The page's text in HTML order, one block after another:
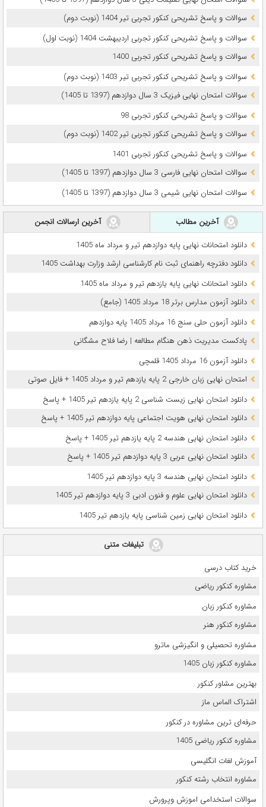
سوالات و پاسخ تشریحی کنکور تجربی تیر 1404 (نوبت دوم)
سوالات و پاسخ تشریحی کنکور تجربی اردیبهشت 1404 (نوبت اول)
سوالات و پاسخ تشریحی کنکور تجربی 1400
سوالات و پاسخ تشریحی کنکور تجربی تیر 1403 (نوبت دوم)
سوالات امتحان نهایی فیزیک 3 سال دوازدهم (1397 تا 1405)
سوالات و پاسخ تشریحی کنکور تجربی 98
سوالات و پاسخ تشریحی کنکور تجربی تیر 1402 (نوبت دوم)
سوالات و پاسخ تشریحی کنکور تجربی 1401
سوالات امتحان نهایی فارسی 3 سال دوازدهم (1397 تا 1405)
سوالات امتحان نهایی شیمی 3 سال دوازدهم (1397 تا 1405)
آخرین مطالب
آخرین ارسالات انجمن
دانلود امتحانات نهایی پایه دوازدهم تیر و مرداد ماه 1405
دانلود دفترچه راهنمای ثبت نام کارشناسی ارشد وزارت بهداشت 1405
دانلود امتحانات نهایی پایه یازدهم تیر و مرداد ماه 1405
دانلود آزمون مدارس برتر 18 مرداد 1405 (جامع)
دانلود آزمون حلی سنج 16 مرداد 1405 پایه دوازدهم
پادکست مدیریت ذهن هنگام مطالعه | رضا فلاح مشگانی
دانلود آزمون 16 مرداد 1405 قلمچی
امتحان نهایی زبان خارجی 2 پایه یازدهم تیر و مرداد 1405 + فایل صوتی
دانلود امتحان نهایی زیست شناسی 2 پایه یازدهم تیر 1405 + پاسخ
دانلود امتحان نهایی هویت اجتماعی پایه دوازدهم تیر 1405 + پاسخ
دانلود امتحان نهایی هندسه 2 پایه یازدهم تیر 1405 + پاسخ
دانلود امتحان نهایی عربی 3 پایه دوازدهم تیر 1405 + پاسخ
دانلود امتحان نهایی هندسه 3 پایه دوازدهم تیر 1405
دانلود امتحان نهایی علوم و فنون ادبی 3 پایه دوازدهم تیر 1405
دانلود امتحان نهایی زمین شناسی پایه یازدهم تیر 1405
تبلیغات متنی
خرید کتاب درسی
مشاوره کنکور ریاضی
مشاوره کنکور زبان
مشاوره کنکور هنر
مشاوره تحصیلی و انگیزشی ماترو
مشاوره کنکور زبان 1405
بهترین مشاور کنکور
اشتراک الماس ماز
حرفه‌ای ترین مشاوره در کنکور
مشاوره کنکور ریاضی 1405
آموزش لغات انگلیسی
مشاوره انتخاب رشته کنکور
سوالات استخدامی اموزش وپرورش